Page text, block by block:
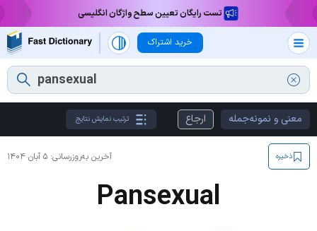
تست رایگان تعیین سطح واژگان انگلیسی
خرید اشتراک
معنی و نمونه‌جمله ارجاع ترتیب نمایش نتایج
آخرین به‌روزرسانی: ۵ آبان ۱۴۰۴ ذخیره
Pansexual